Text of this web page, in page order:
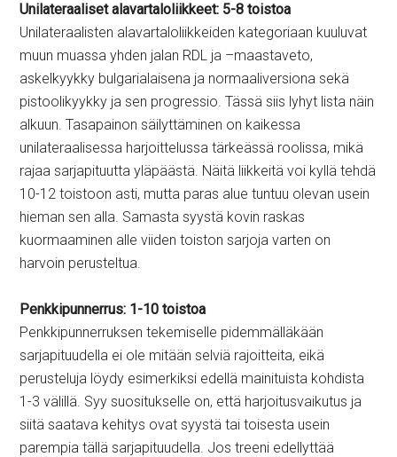
Unilateraaliset alavartaloliikkeet: 5-8 toistoa
Unilateraalisten alavartaloliikkeiden kategoriaan kuuluvat
muun muassa yhden jalan RDL ja –maastaveto,
askelkyykky bulgarialaisena ja normaaliversiona sekä
pistoolikyykky ja sen progressio. Tässä siis lyhyt lista näin
alkuun. Tasapainon säilyttäminen on kaikessa
unilateraalisessa harjoittelussa tärkeässä roolissa, mikä
rajaa sarjapituutta yläpäästä. Näitä liikkeitä voi kyllä tehdä
10-12 toistoon asti, mutta paras alue tuntuu olevan usein
hieman sen alla. Samasta syystä kovin raskas
kuormaaminen alle viiden toiston sarjoja varten on
harvoin perusteltua.
Penkkipunnerrus: 1-10 toistoa
Penkkipunnerruksen tekemiselle pidemmälläkään
sarjapituudella ei ole mitään selviä rajoitteita, eikä
perusteluja löydy esimerkiksi edellä mainituista kohdista
1-3 välillä. Syy suositukselle on, että harjoitusvaikutus ja
siitä saatava kehitys ovat syystä tai toisesta usein
parempia tällä sarjapituudella. Jos treeni edellyttää